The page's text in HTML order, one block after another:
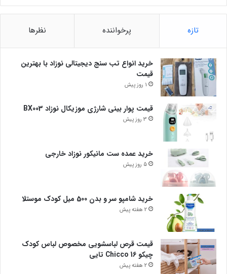
تازه پرخواننده نظرها
خرید انواع تب سنج دیجیتالی نوزاد با بهترین
قیمت
1 روز پیش
قیمت پوار بینی شارژی موزیکال نوزاد BX003
3 روز پیش
خرید عمده ست مانیکور نوزاد خارجی
5 روز پیش
خرید شامپو سر و بدن 500 میل کودک موستلا
2 هفته پیش
قیمت قرص لباسشویی مخصوص لباس کودک
چیکو Chicco 16 تایی
2 هفته پیش